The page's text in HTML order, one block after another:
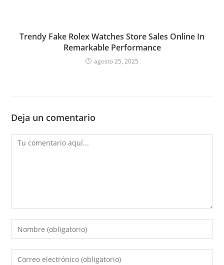
Trendy Fake Rolex Watches Store Sales Online In
Remarkable Performance
agosto 25, 2025
Deja un comentario